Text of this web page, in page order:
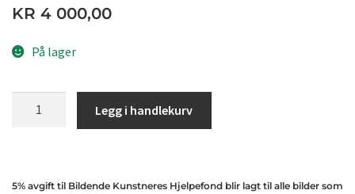
KR 4 000,00
På lager
Legg i handlekurv
5% avgift til Bildende Kunstneres Hjelpefond blir lagt til alle bilder som